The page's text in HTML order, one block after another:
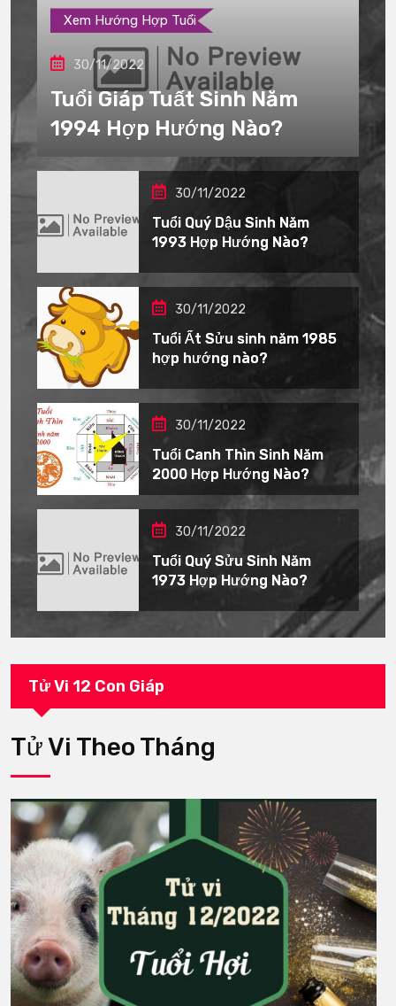
Xem Hướng Hợp Tuổi
30/11/2022
Tuổi Giáp Tuất Sinh Năm
1994 Hợp Hướng Nào?
30/11/2022
Tuổi Quý Dậu Sinh Năm
1993 Hợp Hướng Nào?
30/11/2022
Tuổi Ất Sửu sinh năm 1985
hợp hướng nào?
30/11/2022
Tuổi Canh Thìn Sinh Năm
2000 Hợp Hướng Nào?
30/11/2022
Tuổi Quý Sửu Sinh Năm
1973 Hợp Hướng Nào?
Tử Vi 12 Con Giáp
Tử Vi Theo Tháng